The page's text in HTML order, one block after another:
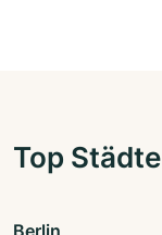
Top Städte